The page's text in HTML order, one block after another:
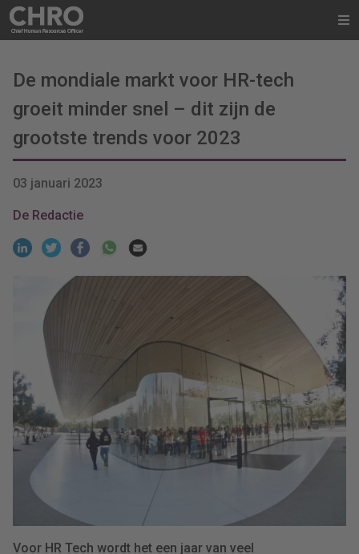
De mondiale markt voor HR-tech
groeit minder snel – dit zijn de
grootste trends voor 2023
03 januari 2023
De Redactie
Voor HR Tech wordt het een jaar van veel